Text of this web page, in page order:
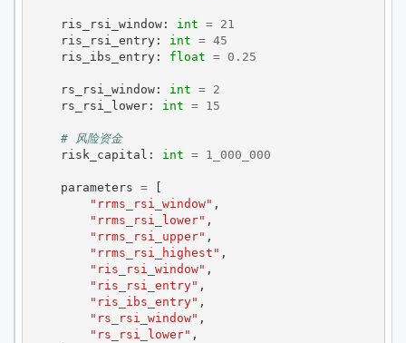
ris_rsi_window: int =
21
ris_rsi_entry: int = 45
ris_ibs_entry: float = 0.25
rs_rsi_window: int =
2
rs_rsi_lower: int = 15
# 风险资金
risk_capital : int = 1_000_000
parameters =
"rrms_rsi_window" ,
"rrms_rsi_lower" ,
"rrms_rsi_upper" ,
"rrms_rsi_highest" ,
"ris_rsi_window" ,
"ris_rsi_entry" ,
"ris_ibs_entry" ,
"rs_rsi_window" ,
"rs_rsi_lower" ,